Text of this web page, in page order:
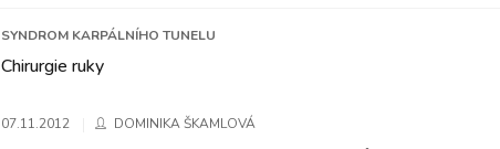
SYNDROM KARPÁLNÍHO TUNELU
Chirurgie ruky
07.11.2012 DOMINIKA ŠKAMLOVÁ